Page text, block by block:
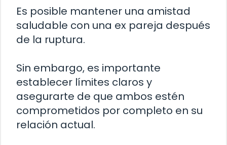
Es posible mantener una amistad
saludable con una ex pareja después
de la ruptura.
Sin embargo, es importante
establecer límites claros y
asegurarte de que ambos estén
comprometidos por completo en su
relación actual.